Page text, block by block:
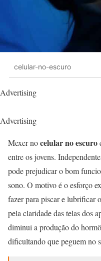
celular-no-escuro
Advertising
Advertising
Mexer nocelular no escuro
entre os jovens.
pode prejudicar o bom
sono. O motivo é o esforço
fazer para piscar e lubrificar
pela claridade das telas dos
diminui a produção do
dificultando que peguem no